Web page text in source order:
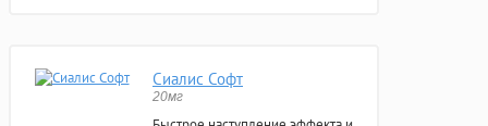
Сиалис Софт
20мг